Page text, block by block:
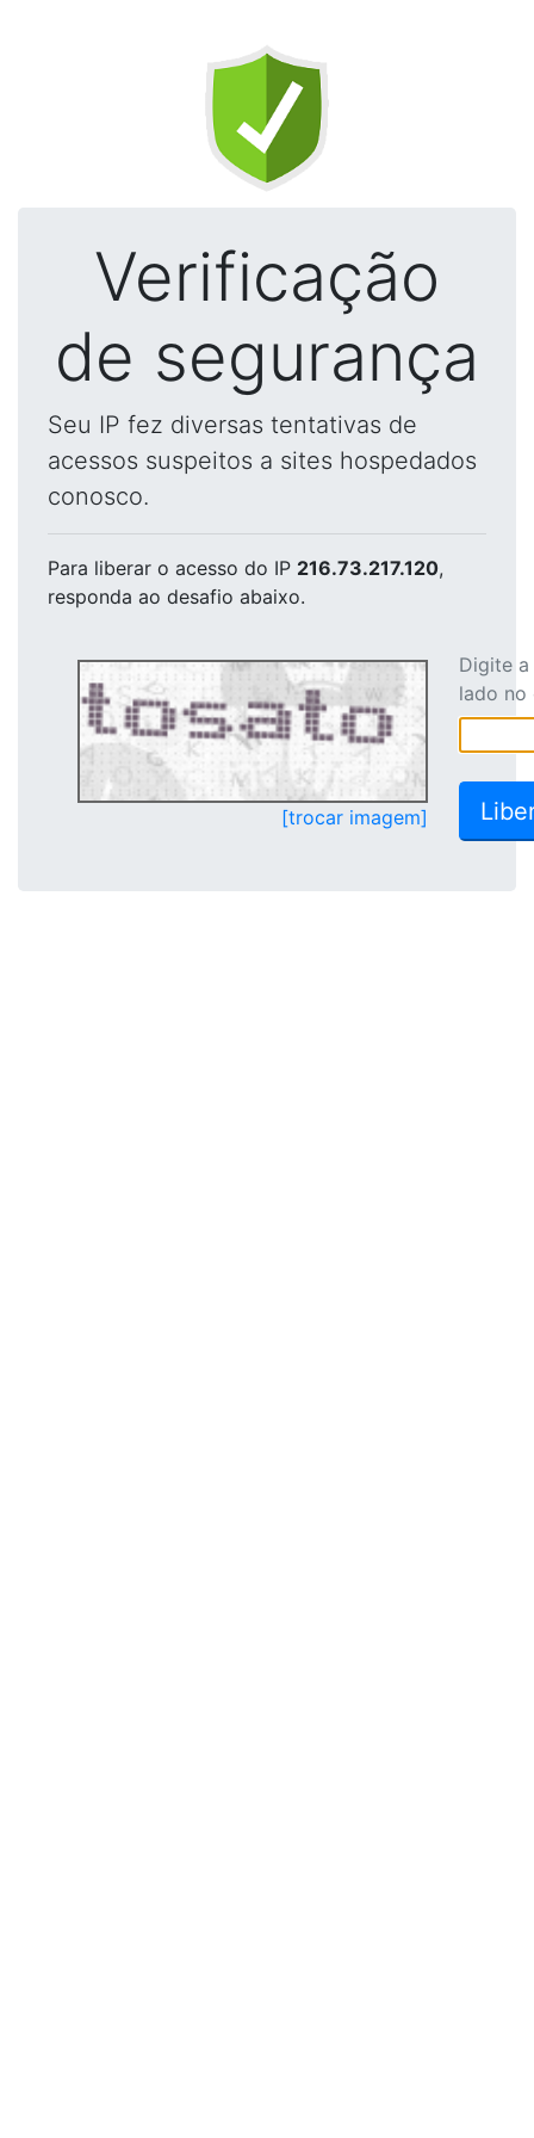
Verificação
de segurança
Seu IP fez diversas tentativas de
acessos suspeitos a sites hospedados
conosco.
Para liberar o acesso do IP 216.73.217.120,
responda ao desafio abaixo.
[trocar imagem]
Digite
lado no